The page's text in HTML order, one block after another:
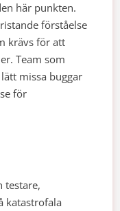
här punkten.
förståelse
krävs för att
Team som
missa buggar
för
testare,
katastrofala